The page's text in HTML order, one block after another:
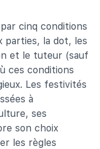
cinq conditions
parties, la dot, les
et le tuteur (sauf
ces conditions
Les festivités
à
ses
son choix
les règles